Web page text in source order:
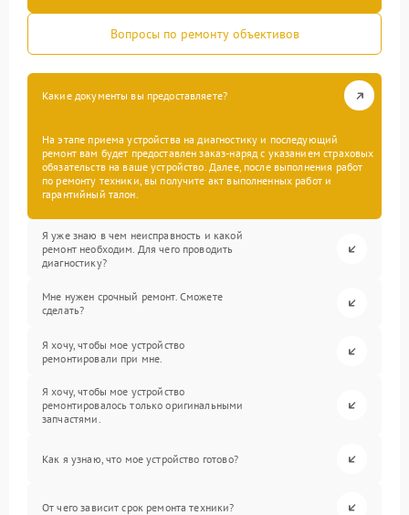
Вопросы по ремонту объективов
Какие документы вы предоставляете?
На этапе приема устройства на диагностику и последующий
ремонт вам будет предоставлен заказ-наряд с указанием страховых
обязательств на ваше устройство. Далее, после выполнения работ
по ремонту техники, вы получите акт выполненных работ и
гарантийный талон.
Я уже знаю в чем неисправность и какой
ремонт необходим. Для чего проводить
диагностику?
Мне нужен срочный ремонт. Сможете
сделать?
Я хочу, чтобы мое устройство
ремонтировали при мне.
Я хочу, чтобы мое устройство
ремонтировалось только оригинальными
запчастями.
Как я узнаю, что мое устройство готово?
От чего зависит срок ремонта техники?